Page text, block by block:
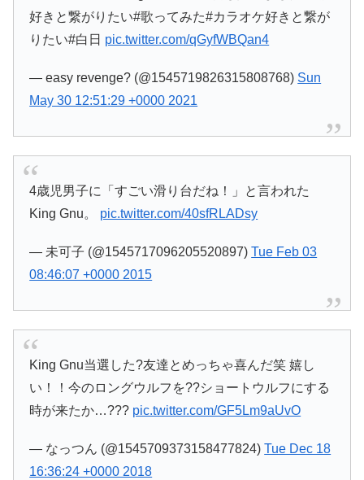
好きと繋がりたい#歌ってみた#カラオケ好きと繋が
りたい#白日 pic.twitter.com/qGyfWBQan4
— easy revenge? (@1545719826315808768) Sun
May 30 12:51:29 +0000 2021
4歳児男子に「すごい滑り台だね！」と言われた
King Gnu。 pic.twitter.com/40sfRLADsy
— 未可子 (@1545717096205520897)Tue Feb 03
08:46:07 +0000 2015
King Gnu当選した?友達とめっちゃ喜んだ笑 嬉し
い！！今のロングウルフを??ショートウルフにする
時が来たか…??? pic.twitter.com/GF5Lm9aUvO
— なっつん (@1545709373158477824)Tue Dec 18
16:36:24 +0000 2018